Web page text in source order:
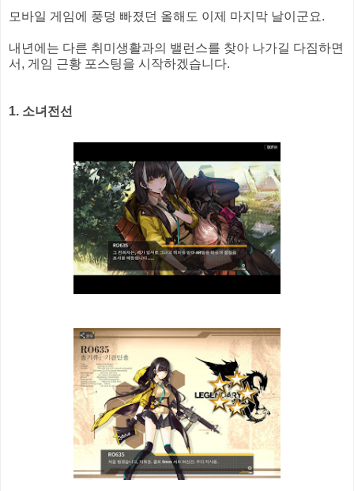
모바일 게임에 풍덩 빠졌던 올해도 이제 마지막 날이군요.
내년에는 다른 취미생활과의 밸런스를 찾아 나가길 다짐하면
서, 게임 근황 포스팅을 시작하겠습니다.
1. 소녀전선